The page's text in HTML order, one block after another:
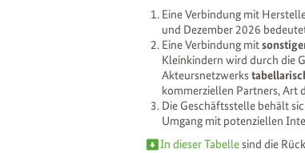
Eine Verbindung mit
und Dezember 2026
Eine Verbindung mit
Kleinkindern wird durch die
Akteursnetzwerks
kommerziellen Partners, Art
Die Geschäftsstelle behält
Umgang mit potenziellen
In dieser Tabellesind die